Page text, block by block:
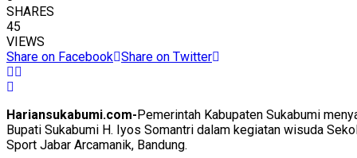
SHARES
45
VIEWS
Share on Facebook Share on Twitter
Hariansukabumi.com-Pemerintah Kabupaten Sukabumi
Bupati Sukabumi H. Iyos Somantri dalam kegiatan wisuda
Sport Jabar Arcamanik, Bandung.